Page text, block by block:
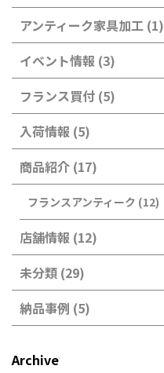
アンティーク家具加工 (1)
イベント情報 (3)
フランス買付 (5)
入荷情報 (5)
商品紹介 (17)
フランスアンティーク (12)
店舗情報 (12)
未分類 (29)
納品事例 (5)
Archive